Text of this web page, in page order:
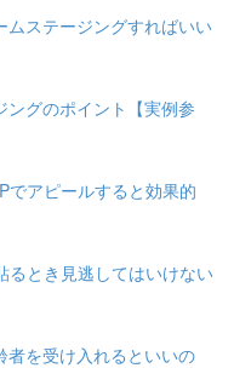
ステージングすればいい
グのポイント【実例参
アピールすると効果的
とき見逃してはいけない
を受け入れるといいの